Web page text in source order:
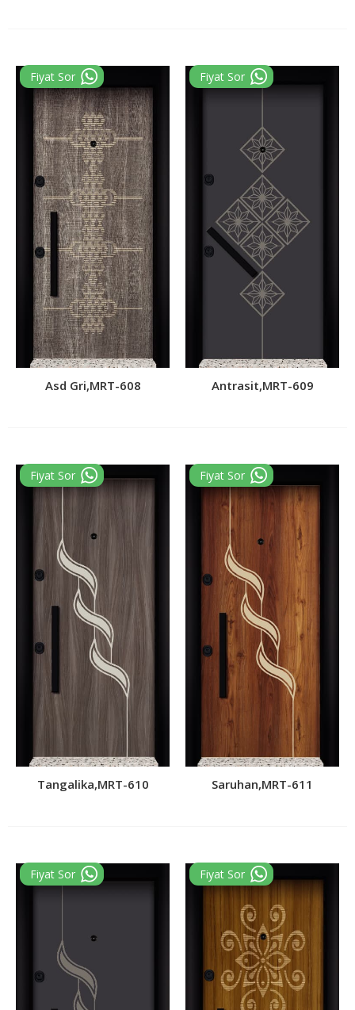
Asd Gri,MRT-608 Antrasit,MRT-609
Tangalika,MRT-610 Saruhan,MRT-611